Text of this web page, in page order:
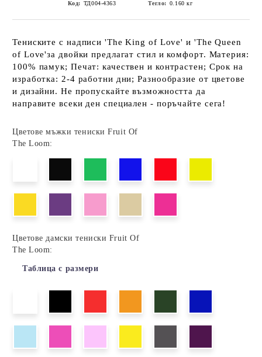
Код: ТД004-4363 Тегло: 0.160 кг
Тениските с надписи 'The King of Love' и 'The Queen
of Love'за двойки предлагат стил и комфорт. Материя:
100% памук; Печат: качествен и контрастен; Срок на
изработка: 2-4 работни дни; Разнообразие от цветове
и дизайни. Не пропускайте възможността да
направите всеки ден специален - поръчайте сега!
Цветове мъжки тениски Fruit Of
The Loom:
Цветове дамски тениски Fruit Of
The Loom:
Таблица с размери